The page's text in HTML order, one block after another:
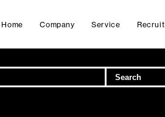
Home Company Service Recruit